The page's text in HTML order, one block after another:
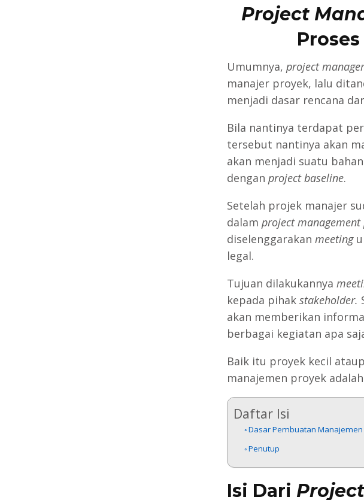
Project
Umumnya, project
manajer proyek, lalu
menjadi dasar rencana
Bila nantinya terdapat
tersebut nantinya akan
akan menjadi suatu
dengan project baseline.
Setelah projek manajer
dalam project management
diselenggarakan meeting
legal.
Tujuan dilakukannya
kepada pihak stakeholder.
akan memberikan
berbagai kegiatan apa
Baik itu proyek kecil
manajemen proyek
Daftar Isi
Dasar Pembuatan
Penutup
Isi Dari